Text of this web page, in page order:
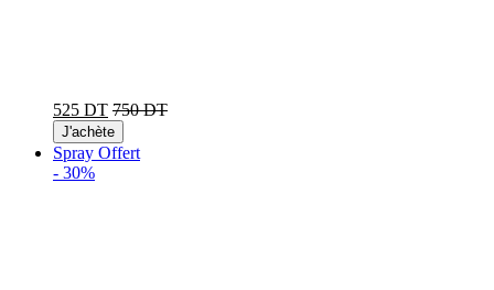
525 DT 750 DT
J'achète
Spray Offert
- 30%